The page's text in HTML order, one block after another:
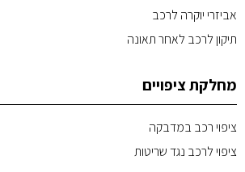
אביזרי יוקרה לרכב
תיקון לרכב לאחר תאונה
מחלקת ציפויים
ציפוי רכב במדבקה
ציפוי לרכב נגד שריטות